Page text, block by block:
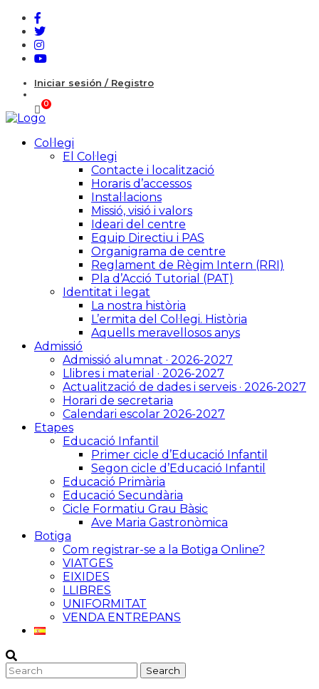
Iniciar sesión / Registro
Col·legi
El Col·legi
Contacte i localització
Horaris d’accessos
Instal·lacions
Missió, visió i valors
Ideari del centre
Equip Directiu i PAS
Organigrama de centre
Reglament de Règim Intern (RRI)
Pla d’Acció Tutorial (PAT)
Identitat i legat
La nostra història
L’ermita del Col·legi. Història
Aquells meravellosos anys
Admissió
Admissió alumnat · 2026-2027
Llibres i material · 2026-2027
Actualització de dades i serveis · 2026-2027
Horari de secretaria
Calendari escolar 2026-2027
Etapes
Educació Infantil
Primer cicle d’Educació Infantil
Segon cicle d’Educació Infantil
Educació Primària
Educació Secundària
Cicle Formatiu Grau Bàsic
Ave Maria Gastronòmica
Botiga
Com registrar-se a la Botiga Online?
VIATGES
EIXIDES
LLIBRES
UNIFORMITAT
VENDA ENTREPANS